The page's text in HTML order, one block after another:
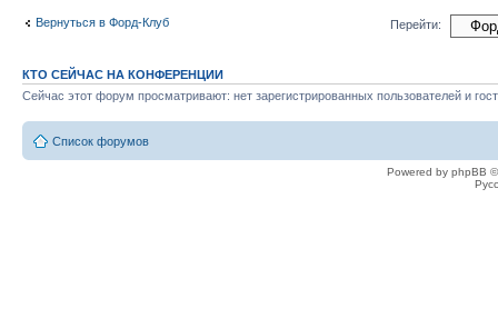
Вернуться в Форд-Клуб Перейти:
КТО СЕЙЧАС НА КОНФЕРЕНЦИИ
Сейчас этот форум просматривают: нет зарегистрированных пользователей и
Список форумов
Powered by phpBB